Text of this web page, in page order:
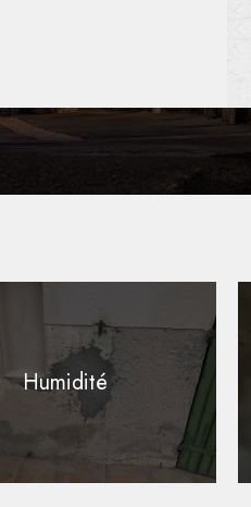
Humidité